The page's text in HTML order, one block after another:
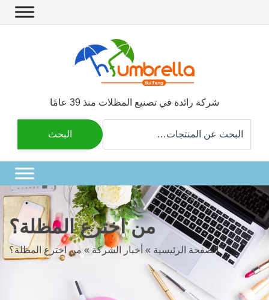
شركة رائدة في تصنيع المظلات منذ 39 عامًا
عن
البحث
من اخترع المظلة؟
الصفحة الرئيسية » أخبار الشركة » من اخترع المظلة؟